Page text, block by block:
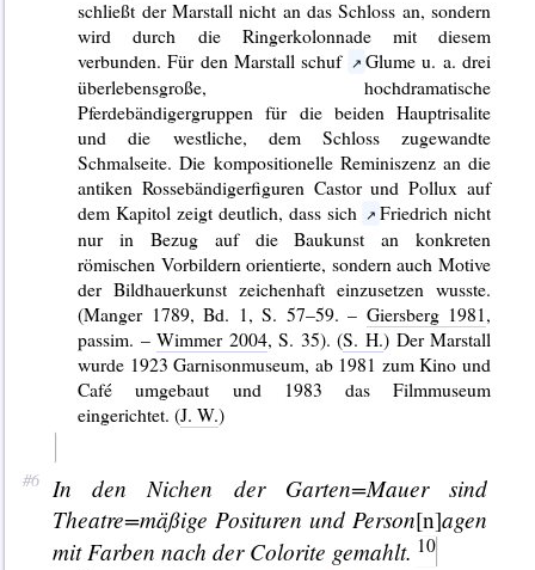
schließt der Marstall nicht an das Schloss an, sondern
wird durch die Ringerkolonnade mit diesem
verbunden. Für den Marstall schuf
Glume u. a. drei
überlebensgroße, hochdramatische
Pferdebändigergruppen für die beiden Hauptrisalite
und die westliche, dem Schloss zugewandte
Schmalseite. Die kompositionelle Reminiszenz an die
antiken Rossebändigerfiguren Castor und Pollux auf
dem Kapitol zeigt deutlich, dass sich
Friedrich nicht
nur in Bezug auf die Baukunst an konkreten
römischen Vorbildern orientierte, sondern auch Motive
der Bildhauerkunst zeichenhaft einzusetzen wusste.
(Manger 1789, Bd. 1, S. 57–59. – Giersberg 1981,
passim. –Wimmer 2004, S. 35). (S. H.) Der Marstall
wurde 1923 Garnisonmuseum, ab 1981 zum Kino und
Café umgebaut und 1983 das Filmmuseum
eingerichtet. (J. W.)
In denNichen der Garten=Mauer sind
Theatre=mäßige Posituren undPerson[n]agen
mit Farben nach derColorite gemahlt.